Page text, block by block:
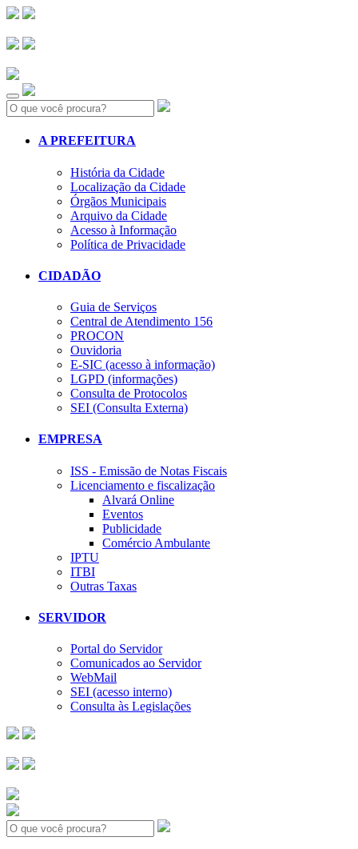
Search:
A PREFEITURA
História da Cidade
Localização da Cidade
Órgãos Municipais
Arquivo da Cidade
Acesso à Informação
Política de Privacidade
CIDADÃO
Guia de Serviços
Central de Atendimento 156
PROCON
Ouvidoria
E-SIC (acesso à informação)
LGPD (informações)
Consulta de Protocolos
SEI (Consulta Externa)
EMPRESA
ISS - Emissão de Notas Fiscais
Licenciamento e fiscalização
Alvará Online
Eventos
Publicidade
Comércio Ambulante
IPTU
ITBI
Outras Taxas
SERVIDOR
Portal do Servidor
Comunicados ao Servidor
WebMail
SEI (acesso interno)
Consulta às Legislações
Search: